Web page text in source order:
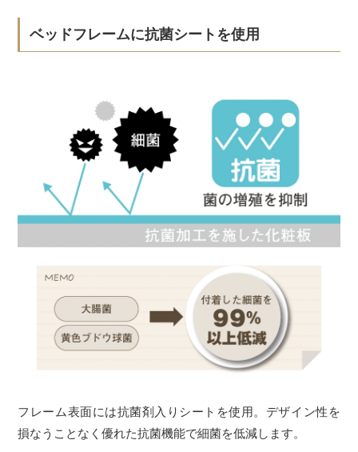
ベッドフレームに抗菌シートを使用
フレーム表面には抗菌剤入りシートを使用。デザイン性を
損なうことなく優れた抗菌機能で細菌を低減します。